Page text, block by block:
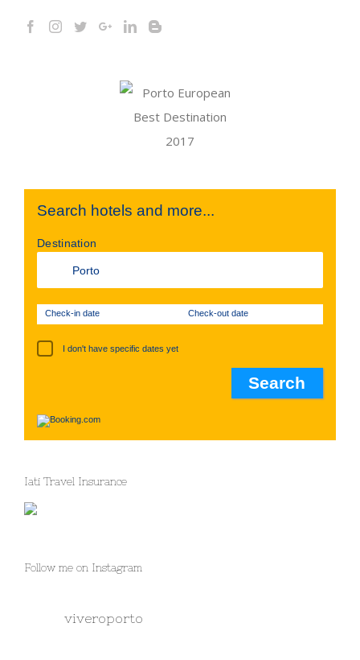
Search hotels and more...
Destination
Check-in date Check-out date
I don't have specific dates yet
Iati Travel Insurance
Follow me on Instagram
viveroporto